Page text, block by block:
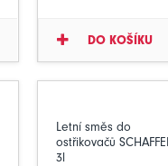
DO KOŠÍKU
Letní směs do
ostřikovačů
3l